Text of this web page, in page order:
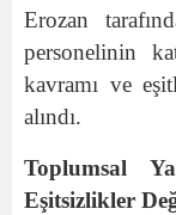
Erozan
personelinin
kavramı ve
alındı.
Toplumsal
Eşitsizlikler